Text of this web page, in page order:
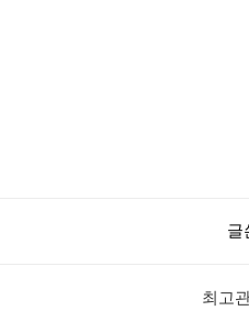
글
최고